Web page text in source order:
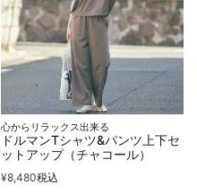
心からリラックス出来る
ドルマンTシャツ&パンツ上下セ
ットアップ（チャコール）
¥8,480税込